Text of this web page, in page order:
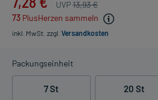
UVP13,93 €
73 PlusHerzen sammeln
inkl. MwSt. zzgl. Versandkosten
Packungseinheit
7 St 20 St